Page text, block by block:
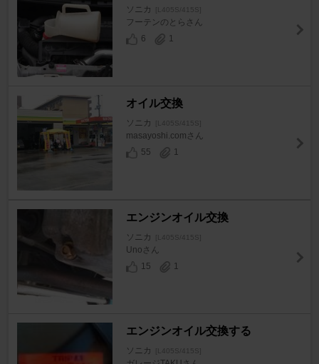
ソニカ [L405S/415S]
フーテンのとらさん
6
1
オイル交換
ソニカ [L405S/415S]
masayoshi.comさん
55
1
エンジンオイル交換
ソニカ [L405S/415S]
Unoさん
15
1
エンジンオイル交換する
ソニカ [L405S/415S]